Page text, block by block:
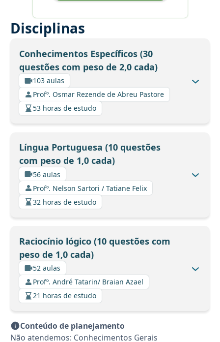
Disciplinas
Conhecimentos Específicos (30
questões com peso de 2,0 cada)
103 aulas
Profº. Osmar Rezende de Abreu Pastore
53 horas de estudo
Língua Portuguesa (10 questões
com peso de 1,0 cada)
56 aulas
Profº. Nelson Sartori / Tatiane Felix
32 horas de estudo
Raciocínio lógico (10 questões com
peso de 1,0 cada)
52 aulas
Profº. André Tatarin/ Braian Azael
21 horas de estudo
Conteúdo de planejamento
Não atendemos: Conhecimentos Gerais